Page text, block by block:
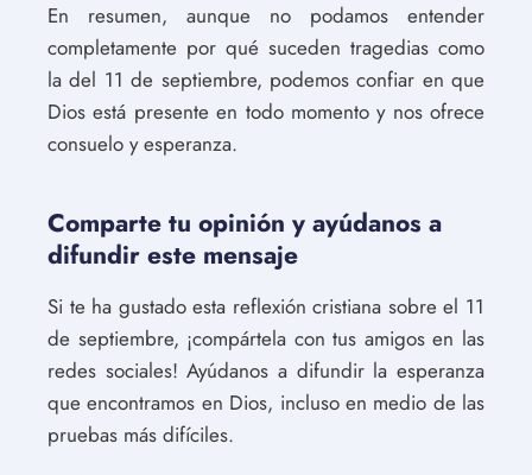
En resumen, aunque no podamos entender
completamente por qué suceden tragedias como
la del 11 de septiembre, podemos confiar en que
Dios está presente en todo momento y nos ofrece
consuelo y esperanza.
Comparte tu opinión y ayúdanos a
difundir este mensaje
Si te ha gustado esta reflexión cristiana sobre el 11
de septiembre, ¡compártela con tus amigos en las
redes sociales! Ayúdanos a difundir la esperanza
que encontramos en Dios, incluso en medio de las
pruebas más difíciles.